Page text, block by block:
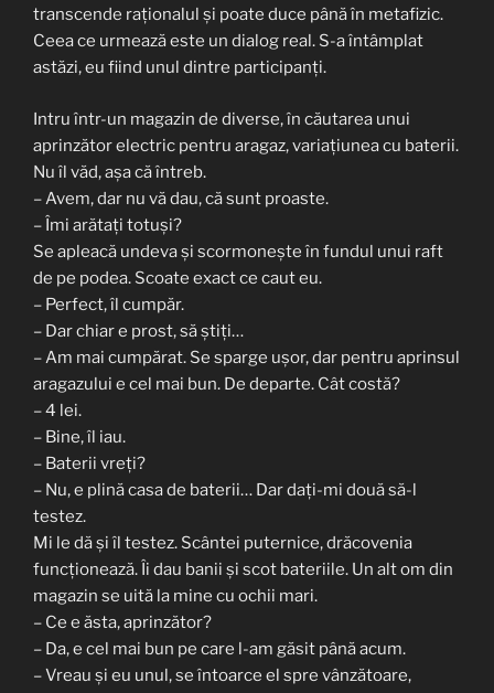
transcende raționalul și poate duce până în metafizic.
Ceea ce urmează este un dialog real. S-a întâmplat
astăzi, eu fiind unul dintre participanți.
Intru într-un magazin de diverse, în căutarea unui
aprinzător electric pentru aragaz, variațiunea cu baterii.
Nu îl văd, așa că întreb.
– Avem, dar nu vă dau, că sunt proaste.
– Îmi arătați totuși?
Se apleacă undeva și scormonește în fundul unui raft
de pe podea. Scoate exact ce caut eu.
– Perfect, îl cumpăr.
– Dar chiar e prost, să știți…
– Am mai cumpărat. Se sparge ușor, dar pentru aprinsul
aragazului e cel mai bun. De departe. Cât costă?
– 4 lei.
– Bine, îl iau.
– Baterii vreți?
– Nu, e plină casa de baterii… Dar dați-mi două să-l
testez.
Mi le dă și îl testez. Scântei puternice, drăcovenia
funcționează. Îi dau banii și scot bateriile. Un alt om din
magazin se uită la mine cu ochii mari.
– Ce e ăsta, aprinzător?
– Da, e cel mai bun pe care l-am găsit până acum.
– Vreau și eu unul, se întoarce el spre vânzătoare,